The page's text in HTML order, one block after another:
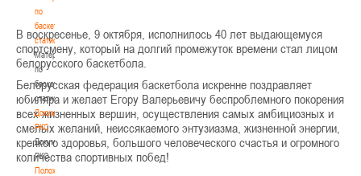
по
баскетбольной
статистике
Материалы
по
баскетбольной
статистике
Документы
РКС
Документы
РКС
Положение
В воскресенье, 9 октября, исполнилось 40 лет выдающемуся
спортсмену, который на долгий промежуток времени стал лицом
белорусского баскетбола.
Белорусская федерация баскетбола искренне поздравляет
юбиляра и желает Егору Валерьевичу беспроблемного покорения
всех жизненных вершин, осуществления самых амбициозных и
смелых желаний, неиссякаемого энтузиазма, жизненной энергии,
крепкого здоровья, большого человеческого счастья и огромного
количества спортивных побед!
3. «Импульс-
БГУИР»
Группа
«А»
1.
«Цмокi-
Мiнск»
2.
«Цмокi-